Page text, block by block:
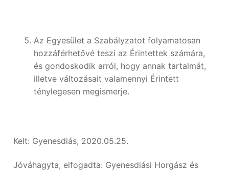
Az Egyesület a Szabályzatot folyamatosan
hozzáférhetővé teszi az Érintettek számára,
és gondoskodik arról, hogy annak tartalmát,
illetve változásait valamennyi Érintett
ténylegesen megismerje.
Kelt: Gyenesdiás, 2020.05.25.
Jóváhagyta, elfogadta: Gyenesdiási Horgász és